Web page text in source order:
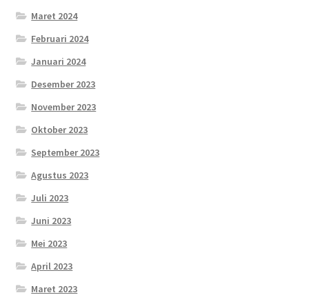
Maret 2024
Februari 2024
Januari 2024
Desember 2023
November 2023
Oktober 2023
September 2023
Agustus 2023
Juli 2023
Juni 2023
Mei 2023
April 2023
Maret 2023